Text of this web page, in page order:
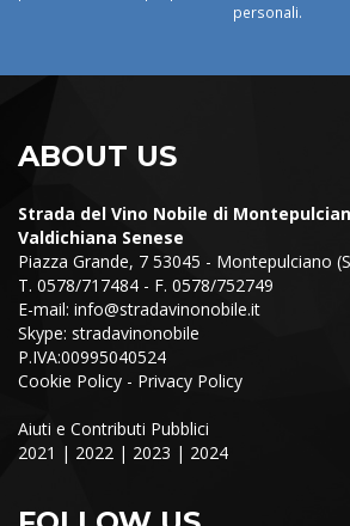
personali.
ABOUT US
Strada del Vino Nobile di
Valdichiana Senese
Piazza Grande, 7 53045 - Montepulciano
T. 0578/717484 - F. 0578/752749
E-mail: info@stradavinonobile.it
Skype: stradavinonobile
P.IVA:00995040524
Cookie Policy - Privacy Policy
Aiuti e Contributi Pubblici
2021 | 2022 | 2023 | 2024